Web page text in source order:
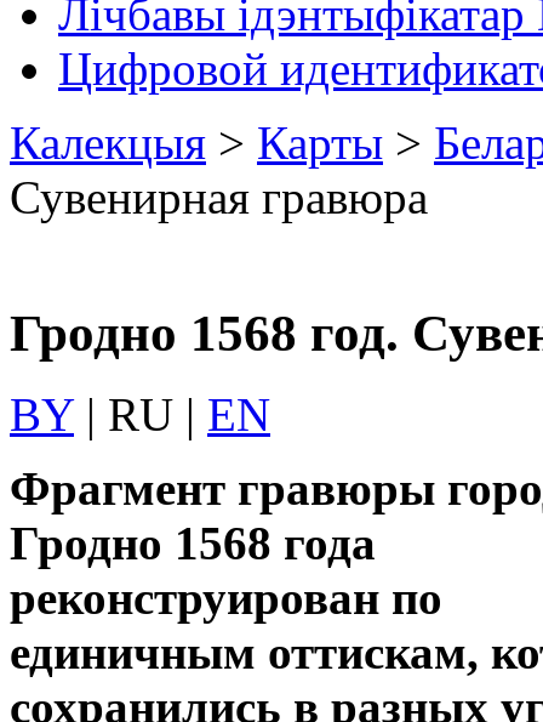
Лічбавы
Цифровой
Калекцыя > Карты >
Сувенирная гравюра
Гродно 1568 год.
BY| RU | EN
Фрагмент гравюры
Гродно 1568 года
реконструирован по
единичным оттискам,
сохранились в разных